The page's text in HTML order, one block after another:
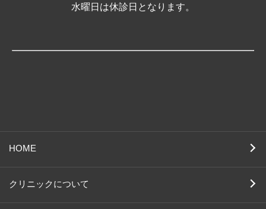
水曜日は休診日となります。
HOME
クリニックについて